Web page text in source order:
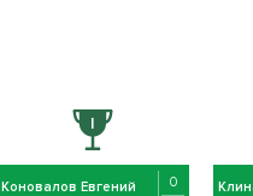
Коновалов Евгений
0